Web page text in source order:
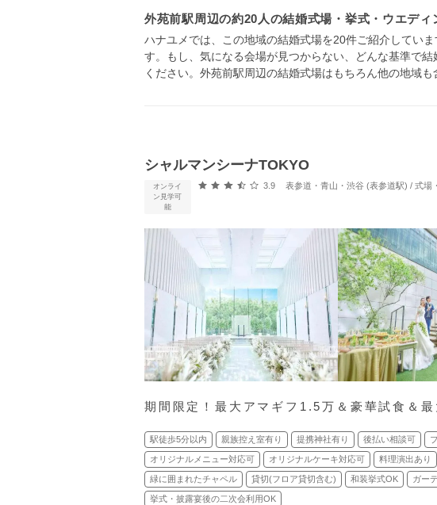
外苑前駅周辺の約20人の結婚式場・挙式・ウエディ
ハナユメでは、この地域の結婚式場を20件ご紹介してい
す。もし、気になる会場が見つからない、どんな基準で
ください。外苑前駅周辺の結婚式場はもちろん他の地域
シャルマンシーナTOKYO
オンライ
ン見学可
能
口コミ評価
3.9 表参道・青山・渋谷 (表参道駅) / 式場・
期間限定！最大アマギフ1.5万＆豪華試食＆
駅徒歩5分以内 親族控え室有り 提携神社有り 後払い相談可
オリジナルメニュー対応可 オリジナルケーキ対応可 料理演出あり
緑に囲まれたチャペル 貸切(フロア貸切含む) 和装挙式OK ガー
挙式・披露宴後の二次会利用OK